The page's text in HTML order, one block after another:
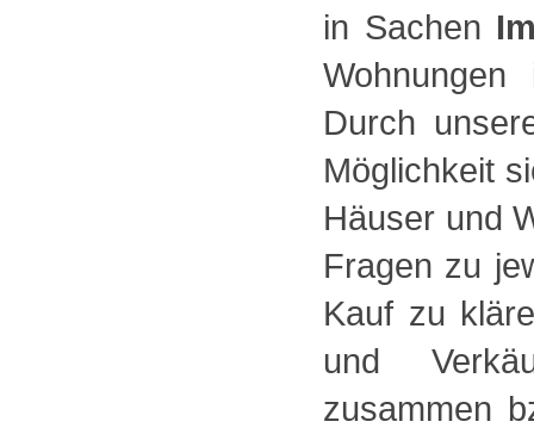
in Sachen
Durch
Möglichkeit
Häuser und
Fragen zu
Kauf zu
und
zusammen